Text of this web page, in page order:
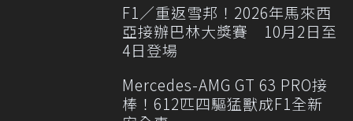
F1／重返雪邦！2026年馬來西
亞接辦巴林大獎賽 10月2日至
4日登場
Mercedes-AMG GT 63 PRO接
棒！612匹四驅猛獸成F1全新